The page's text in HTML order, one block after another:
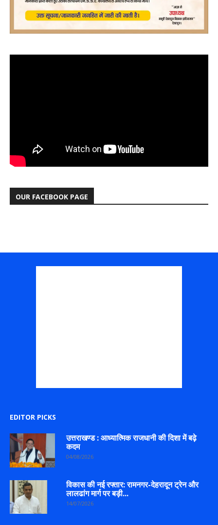
OUR FACEBOOK PAGE
EDITOR PICKS
उत्तराखण्ड : आध्यात्मिक राजधानी की दिशा में बढ़े
कदम
04/08/2026
विकास की नई रफ्तार: रामनगर-देहरादून ट्रेन और
लालढांग मार्ग पर बड़ी...
14/07/2026